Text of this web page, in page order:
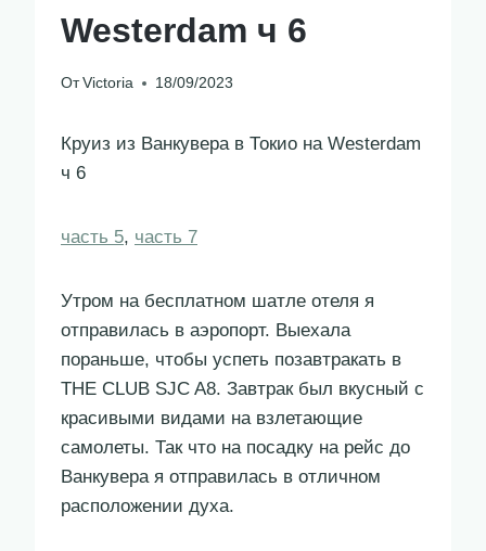
Westerdam ч 6
От Victoria 18/09/2023
Круиз из Ванкувера в Токио на Westerdam
ч 6
часть 5, часть 7
Утром на бесплатном шатле отеля я
отправилась в аэропорт. Выехала
пораньше, чтобы успеть позавтракать в
THE CLUB SJC A8. Завтрак был вкусный с
красивыми видами на взлетающие
самолеты. Так что на посадку на рейс до
Ванкувера я отправилась в отличном
расположении духа.